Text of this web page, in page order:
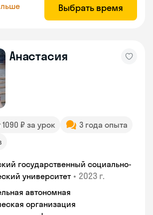
Выбрать время
Анастасия
1090 ₽ за урок
3 года опыта
государственный социально-
университет • 2023 г.
автономная
организация